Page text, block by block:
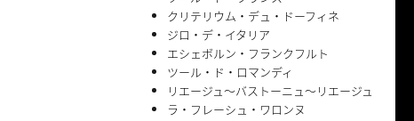
クリテリウム・デュ・ドーフィネ
ジロ・デ・イタリア
エシェボルン・フランクフルト
ツール・ド・ロマンディ
リエージュ〜バストーニュ〜リエージュ
ラ・フレーシュ・ワロンヌ